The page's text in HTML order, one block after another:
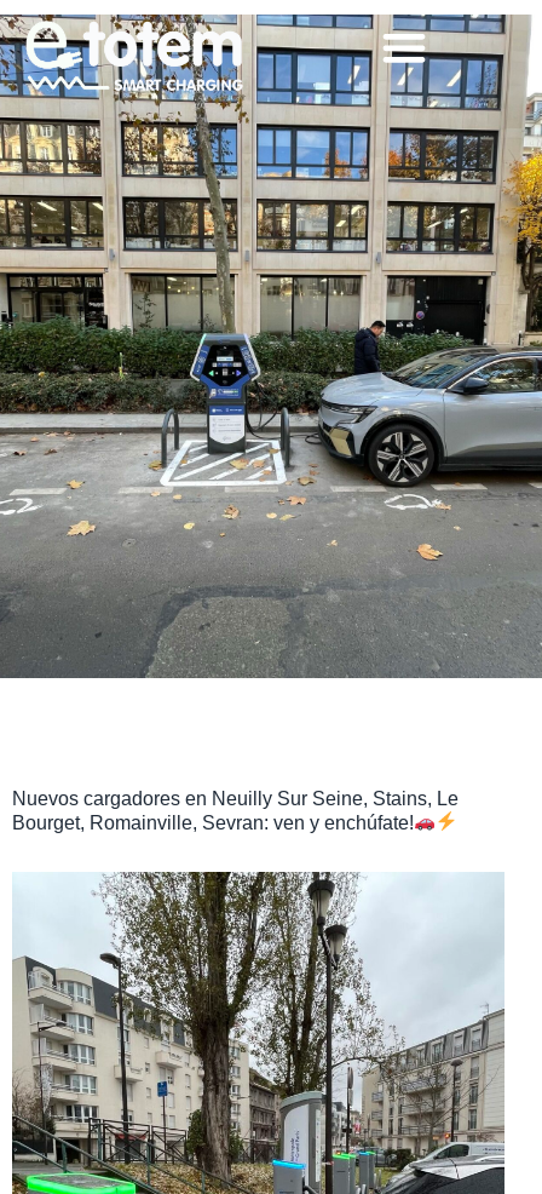
600 puntos de
recarga para la
red Metropolis
Nuevos cargadores en Neuilly Sur Seine, Stains, Le
Bourget, Romainville, Sevran: ven y enchúfate!